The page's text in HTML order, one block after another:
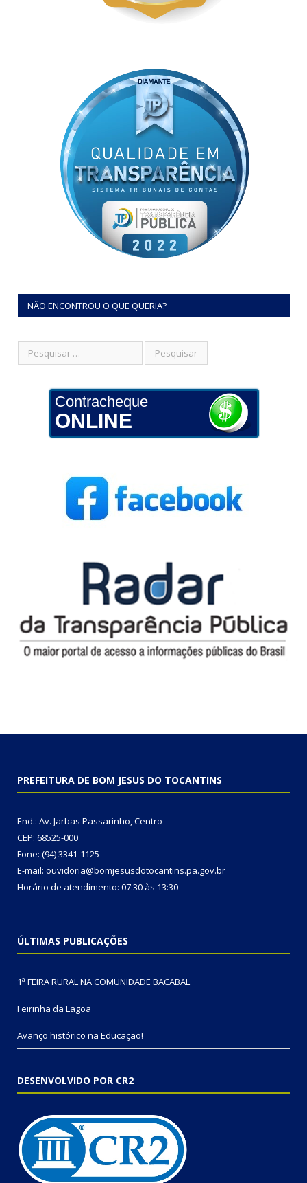
NÃO ENCONTROU O QUE QUERIA?
Contracheque
ONLINE
PREFEITURA DE BOM JESUS DO TOCANTINS
End.: Av. Jarbas Passarinho, Centro
CEP: 68525-000
Fone: (94) 3341-1125
E-mail: ouvidoria@bomjesusdotocantins.pa.gov.br
Horário de atendimento: 07:30 às 13:30
ÚLTIMAS PUBLICAÇÕES
1ª FEIRA RURAL NA COMUNIDADE BACABAL
Feirinha da Lagoa
Avanço histórico na Educação!
DESENVOLVIDO POR CR2